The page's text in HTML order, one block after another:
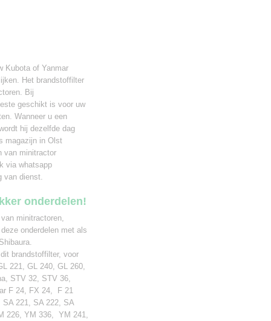
Kubota of Yanmar
Het brandstoffilter
Bij
geschikt is voor uw
Wanneer u een
hij dezelfde dag
magazijn in Olst
van minitractor
via whatsapp
van dienst.
onderdelen!
minitractoren,
onderdelen met als
brandstoffilter, voor
221, GL 240, GL 260,
STV 32, STV 36,
F 24, FX 24, F 21
221, SA 222, SA
226, YM 336, YM 241,